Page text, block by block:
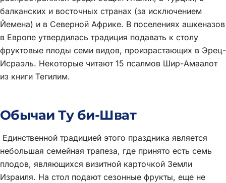
балканских и восточных странах (за исключением
Йемена) и в Северной Африке. В поселениях ашкеназов
в Европе утвердилась традиция подавать к столу
фруктовые плоды семи видов, произрастающих в Эрец-
Исраэль. Некоторые читают 15 псалмов Шир-Амаалот
из книги Тегилим.
Обычаи Ту би-Шват
Единственной традицией этого праздника является
небольшая семейная трапеза, где принято есть семь
плодов, являющихся визитной карточкой Земли
Израиля. На стол подают сезонные фрукты, еще не